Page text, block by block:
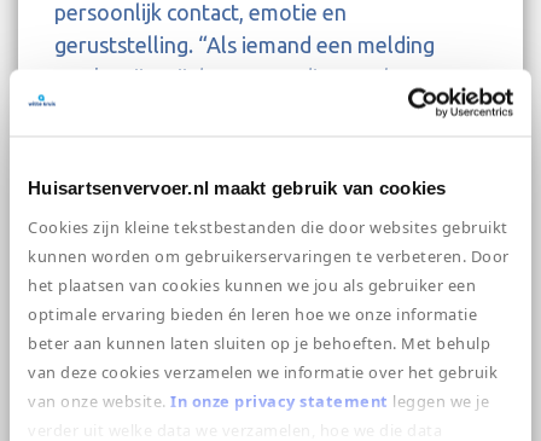
Huisartsenvervoer.nl maakt gebruik van cookies
Cookies zijn kleine tekstbestanden die door websites gebruikt
kunnen worden om gebruikerservaringen te verbeteren. Door
het plaatsen van cookies kunnen we jou als gebruiker een
optimale ervaring bieden én leren hoe we onze informatie
beter aan kunnen laten sluiten op je behoeften. Met behulp
van deze cookies verzamelen we informatie over het gebruik
van onze website. In onze privacy statement leggen we je
persoonlijk contact, emotie en
geruststelling. “Als iemand een melding
maakt, zijn wij de eersten die ze echt
spreken. Vaak zijn mensen in paniek, zijn ze
werk heel intensief,” vertelt Esmeralda.
iets relatiefs onschuldigs, maar er zitten ook
hele heftige meldingen bij, zoals reanimaties.
Vooral de meldingen die gaan over kinderen
die gereanimeerd moeten worden blijven me
nog lang bij.” Esmeralda is blij dat er
onderling veel steun is: “gelukkig doen we